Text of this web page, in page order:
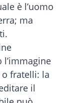
è l’uomo
ma
l’immagine
o fratelli: la
il